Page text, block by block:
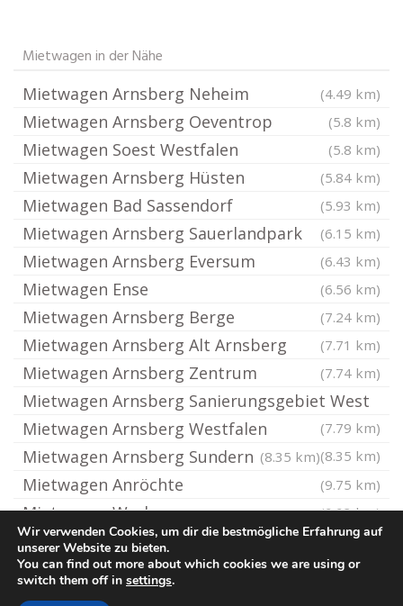
Mietwagen in der Nähe
Mietwagen Arnsberg Neheim (4.49 km)
Mietwagen Arnsberg Oeventrop (5.8 km)
Mietwagen Soest Westfalen (5.8 km)
Mietwagen Arnsberg Hüsten (5.84 km)
Mietwagen Bad Sassendorf (5.93 km)
Mietwagen Arnsberg Sauerlandpark (6.15 km)
Mietwagen Arnsberg Eversum (6.43 km)
Mietwagen Ense (6.56 km)
Mietwagen Arnsberg Berge (7.24 km)
Mietwagen Arnsberg Alt Arnsberg (7.71 km)
Mietwagen Arnsberg Zentrum (7.74 km)
Mietwagen Arnsberg Sanierungsgebiet West
(7.79 km)
Mietwagen Arnsberg Westfalen
(8.35 km)
Mietwagen Arnsberg Sundern (8.35 km)
Mietwagen Anröchte (9.75 km)
Mietwagen Werl (9.93 km)
© Hey-Mietwagen.de
Wir verwenden Cookies, um dir die bestmögliche Erfahrung auf
unserer Website zu bieten.
You can find out more about which cookies we are using or
switch them off in settings.